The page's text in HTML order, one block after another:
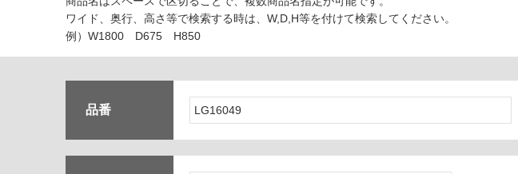
ワイド、奥行、高さ等で検索する時は、W,D,H等を付けて検索してください。
例）W1800 D675 H850
品番